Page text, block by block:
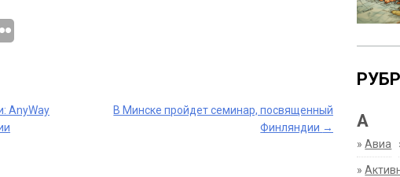
AnyWay
В Минске пройдет семинар, посвященный
Финляндии → А
»Авиа
»